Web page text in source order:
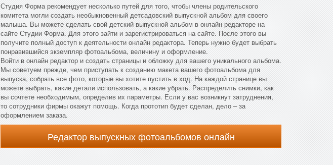
Студия Форма рекомендует несколько путей для того, чтобы члены родительского
комитета могли создать необыкновенный детсадовский выпускной альбом для своего
малыша. Вы можете сделать свой детский выпускной альбом в онлайн редакторе на
сайте Студии Форма. Для этого зайти и зарегистрироваться на сайте. После этого вы
получите полный доступ к деятельности онлайн редактора. Теперь нужно будет выбрать
понравившийся экземпляр фотоальбома, величину и оформление.
Войти в онлайн редактор и создать страницы и обложку для вашего уникального альбома.
Мы советуем прежде, чем приступать к созданию макета вашего фотоальбома для
выпуска, собрать все фото, которые вы хотите пустить в ход. На каждой странице вы
можете выбрать, какие детали использовать, а какие убрать. Распределить снимки, как
вы сочтете необходимым, определив их параметры. Если у вас возникнут затруднения,
то сотрудники фирмы окажут помощь. Когда прототип будет сделан, дело – за
оформлением заказа.
Редактор выпускных фотоальбомов онлайн